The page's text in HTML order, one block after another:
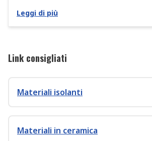
Leggi di più
Link consigliati
Materiali isolanti
Materiali in ceramica